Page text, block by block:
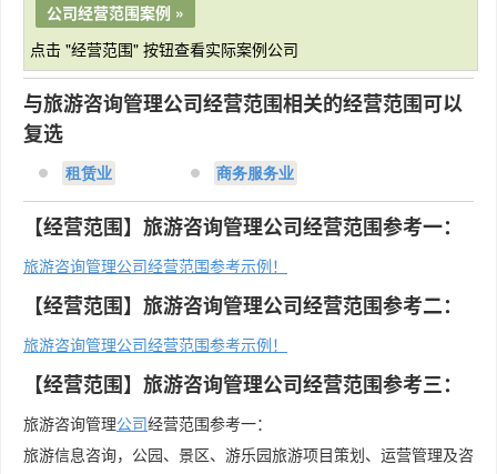
公司经营范围案例 »
点击 "经营范围" 按钮查看实际案例公司
与旅游咨询管理公司经营范围相关的经营范围可以
复选
租赁业 商务服务业
【经营范围】旅游咨询管理公司经营范围参考一：
旅游咨询管理公司经营范围参考示例！
【经营范围】旅游咨询管理公司经营范围参考二：
旅游咨询管理公司经营范围参考示例！
【经营范围】旅游咨询管理公司经营范围参考三：
旅游咨询管理公司经营范围参考一：
旅游信息咨询，公园、景区、游乐园旅游项目策划、运营管理及咨